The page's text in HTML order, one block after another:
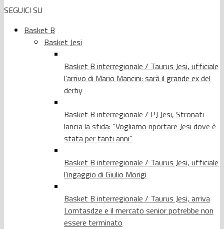
SEGUICI SU
Basket B
Basket Jesi
Basket B interregionale / Taurus Jesi, ufficiale
l’arrivo di Mario Mancini: sarà il grande ex del
derby
Basket B interregionale / PJ Jesi, Stronati
lancia la sfida: “Vogliamo riportare Jesi dove è
stata per tanti anni”
Basket B interregionale / Taurus Jesi, ufficiale
l’ingaggio di Giulio Morigi
Basket B interregionale / Taurus Jesi, arriva
Lomtasdze e il mercato senior potrebbe non
essere terminato